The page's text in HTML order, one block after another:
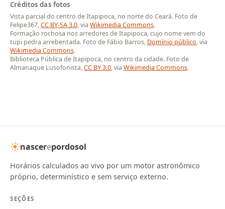
Créditos das fotos
Vista parcial do centro de Itapipoca, no norte do Ceará. Foto de
Felipe367,CC BY-SA 3.0, viaWikimedia Commons.
Formação rochosa nos arredores de Itapipoca, cujo nome vem do
tupi pedra arrebentada. Foto de Fábio Barros, Domínio público, via
Wikimedia Commons.
Biblioteca Pública de Itapipoca, no centro da cidade. Foto de
Almanaque Lusofonista,CC BY 3.0, viaWikimedia Commons.
nascerepordosol
Horários calculados ao vivo por um motor astronômico
próprio, determinístico e sem serviço externo.
SEÇÕES